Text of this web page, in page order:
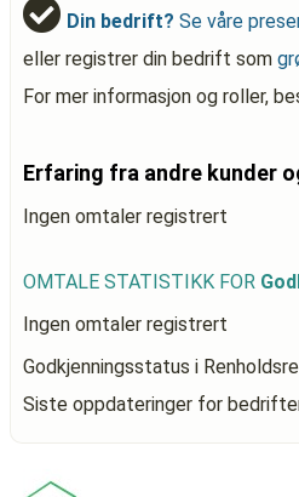
Din bedrift? Se våre
eller registrer din bedrift som
For mer informasjon og roller,
Erfaring fra andre kunder
Ingen omtaler registrert
OMTALE STATISTIKK FOR
Ingen omtaler registrert
Godkjenningsstatus i
Siste oppdateringer for